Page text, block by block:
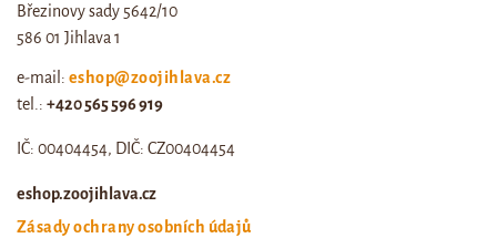
Březinovy sady 5642/10
586 01 Jihlava 1
e-mail: eshop@zoojihlava.cz
tel.: +420 565 596 919
IČ: 00404454, DIČ: CZ00404454
eshop.zoojihlava.cz
Zásady ochrany osobních údajů